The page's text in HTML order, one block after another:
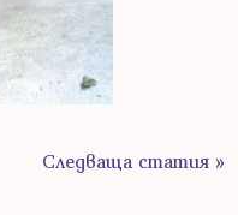
Следваща статия »